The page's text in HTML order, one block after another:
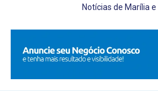
Notícias de Marília e